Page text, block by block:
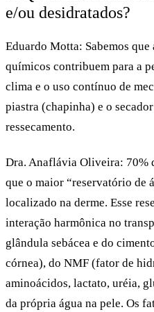
e/ou desidratados?
Eduardo Motta: Sabemos
químicos contribuem para a
clima e o uso contínuo de
piastra (chapinha) e o
ressecamento.
Dra. Anaflávia Oliveira: 70%
que o maior “reservatório de
localizado na derme. Esse
interação harmônica no
glândula sebácea e do
córnea), do NMF (fator de
aminoácidos, lactato, uréia,
da própria água na pele. Os